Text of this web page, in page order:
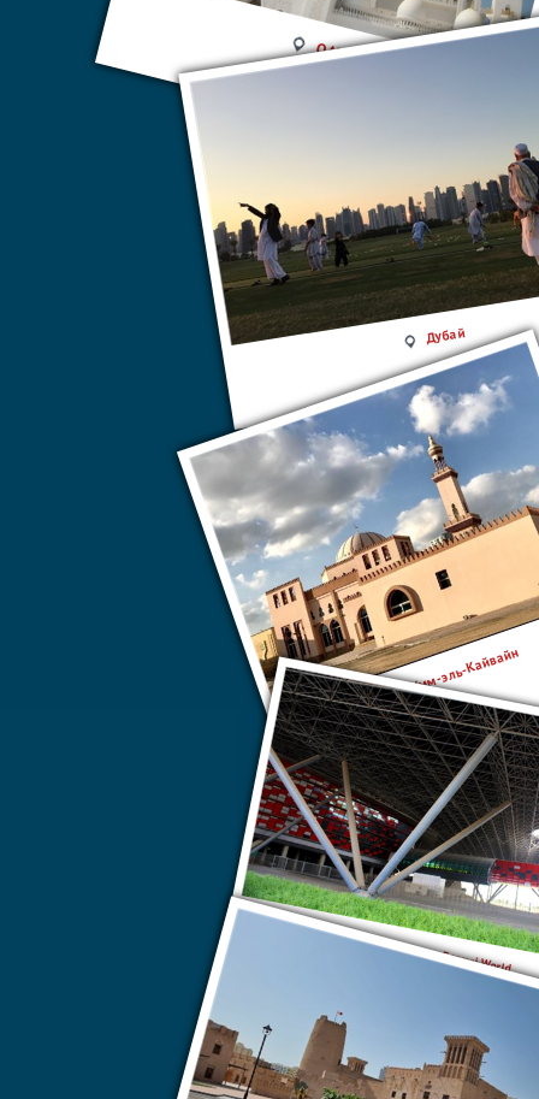
ОАЭ
Дубай
Умм-эль-Кайвайн
Парк аттракционов Ferrari World